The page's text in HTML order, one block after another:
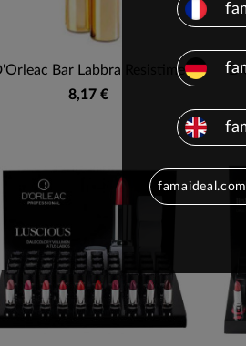
Bar Labbra Resistime
8,17 €